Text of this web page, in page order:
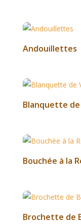
Andouillettes
Blanquette de
Bouchée à la
Brochette de